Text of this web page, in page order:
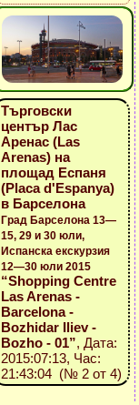
Търговски
център Лас
Аренас (Las
Arenas) на
площад Еспаня
(Placa d'Espanya)
в Барселона
Град Барселона 13—
15, 29 и 30 юли,
Испанска екскурзия
12—30 юли 2015
“Shopping Centre
Las Arenas -
Barcelona -
Bozhidar Iliev -
Bozho - 01”, Дата:
2015:07:13, Час:
21:43:04 (№ 2 от 4)